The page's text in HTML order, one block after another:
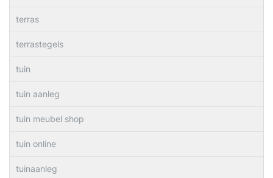
terras
terrastegels
tuin
tuin aanleg
tuin meubel shop
tuin online
tuinaanleg